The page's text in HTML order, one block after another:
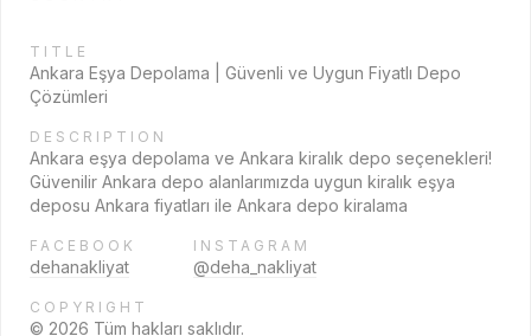
TITLE
Ankara Eşya Depolama | Güvenli ve Uygun Fiyatlı Depo
Çözümleri
DESCRIPTION
Ankara eşya depolama ve Ankara kiralık depo seçenekleri!
Güvenilir Ankara depo alanlarımızda uygun kiralık eşya
deposu Ankara fiyatları ile Ankara depo kiralama
FACEBOOK
dehanakliyat
INSTAGRAM
@deha_nakliyat
COPYRIGHT
© 2026 Tüm hakları saklıdır.